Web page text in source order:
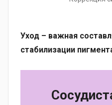
Уход – важная
стабилизации